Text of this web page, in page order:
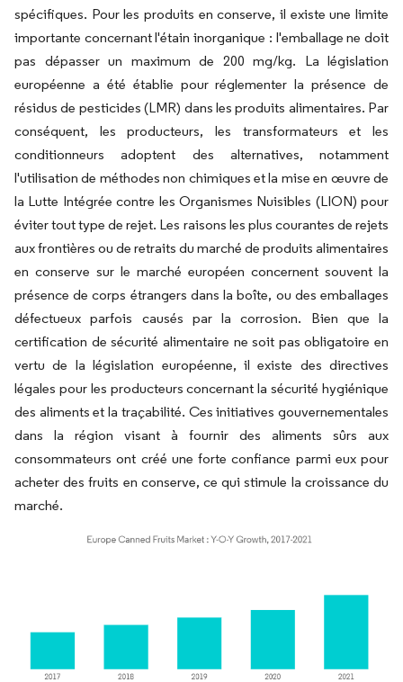
spécifiques. Pour les produits en conserve, il existe une limite
importante concernant l'étain inorganique : l'emballage ne doit
pas dépasser un maximum de 200 mg/kg. La législation
européenne a été établie pour réglementer la présence de
résidus de pesticides (LMR) dans les produits alimentaires. Par
conséquent, les producteurs, les transformateurs et les
conditionneurs adoptent des alternatives, notamment
l'utilisation de méthodes non chimiques et la mise en œuvre de
la Lutte Intégrée contre les Organismes Nuisibles (LION) pour
éviter tout type de rejet. Les raisons les plus courantes de rejets
aux frontières ou de retraits du marché de produits alimentaires
en conserve sur le marché européen concernent souvent la
présence de corps étrangers dans la boîte, ou des emballages
défectueux parfois causés par la corrosion. Bien que la
certification de sécurité alimentaire ne soit pas obligatoire en
vertu de la législation européenne, il existe des directives
légales pour les producteurs concernant la sécurité hygiénique
des aliments et la traçabilité. Ces initiatives gouvernementales
dans la région visant à fournir des aliments sûrs aux
consommateurs ont créé une forte confiance parmi eux pour
acheter des fruits en conserve, ce qui stimule la croissance du
marché.